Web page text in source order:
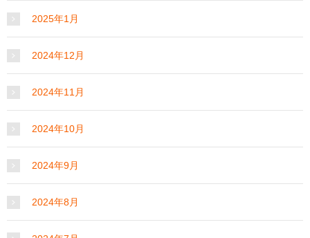
2025年1月
2024年12月
2024年11月
2024年10月
2024年9月
2024年8月